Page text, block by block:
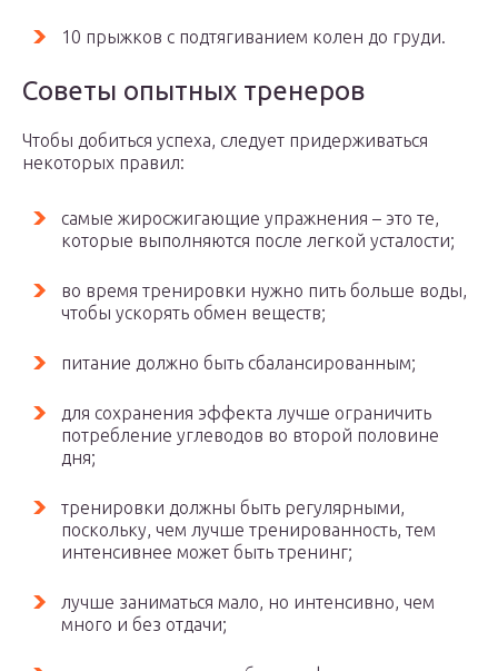
10 прыжков с подтягиванием колен до груди.
Советы опытных тренеров
Чтобы добиться успеха, следует придерживаться
некоторых правил:
самые жиросжигающие упражнения – это те,
которые выполняются после легкой усталости;
во время тренировки нужно пить больше воды,
чтобы ускорять обмен веществ;
питание должно быть сбалансированным;
для сохранения эффекта лучше ограничить
потребление углеводов во второй половине
дня;
тренировки должны быть регулярными,
поскольку, чем лучше тренированность, тем
интенсивнее может быть тренинг;
лучше заниматься мало, но интенсивно, чем
много и без отдачи;